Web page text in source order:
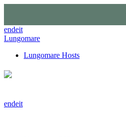
endeit
Lungomare
Lungomare Hosts
endeit